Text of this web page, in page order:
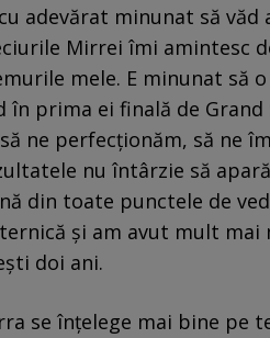
cu adevărat minunat să
Mirrei îmi amintesc
mele. E minunat să
în prima ei finală de
ne perfecționăm, să ne
nu întârzie să
din toate punctele de
și am avut mult mai
doi ani.
se înțelege mai bine pe